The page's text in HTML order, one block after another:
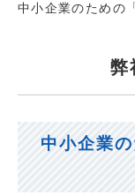
中小企業のための
弊
中小企業